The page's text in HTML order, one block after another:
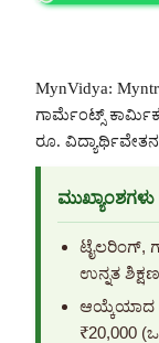
MynVidya:
ಗಾರ್ಮೆಂಟ್ಸ್
ರೂ.
ಟೈಲರಿಂಗ್,
ಉನ್ನತ
ಆಯ್ಕೆಯಾದ
₹20,000